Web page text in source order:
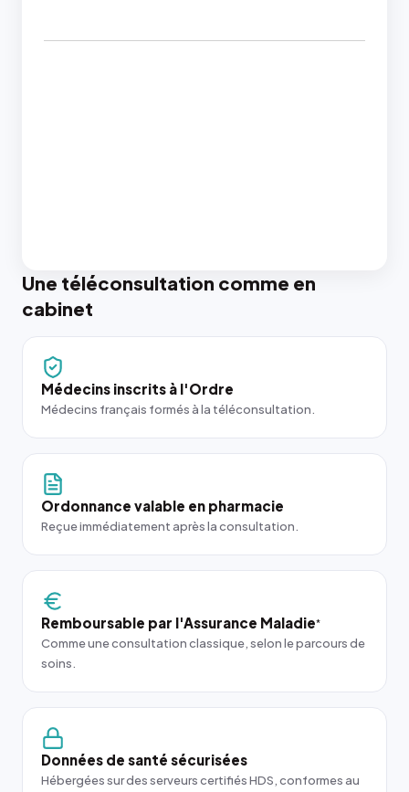
Une téléconsultation comme en
cabinet
Médecins inscrits à l'Ordre
Médecins français formés à la téléconsultation.
Ordonnance valable en pharmacie
Reçue immédiatement après la consultation.
Remboursable par l'Assurance Maladie*
Comme une consultation classique, selon le parcours de
soins.
Données de santé sécurisées
Hébergées sur des serveurs certifiés HDS, conformes au